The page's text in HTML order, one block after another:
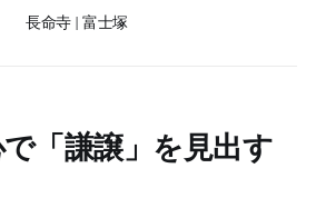
長命寺 | 富士塚
「謙譲」を見出す